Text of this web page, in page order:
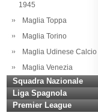
1945
Maglia Toppa
Maglia Torino
Maglia Udinese Calcio
Maglia Venezia
Squadra Nazionale
Liga Spagnola
Premier League